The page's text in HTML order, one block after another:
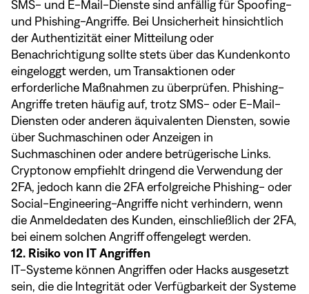
SMS- und E-Mail-Dienste sind anfällig für Spoofing-
und Phishing-Angriffe. Bei Unsicherheit hinsichtlich
der Authentizität einer Mitteilung oder
Benachrichtigung sollte stets über das Kundenkonto
eingeloggt werden, um Transaktionen oder
erforderliche Maßnahmen zu überprüfen. Phishing-
Angriffe treten häufig auf, trotz SMS- oder E-Mail-
Diensten oder anderen äquivalenten Diensten, sowie
über Suchmaschinen oder Anzeigen in
Suchmaschinen oder andere betrügerische Links.
Cryptonow empfiehlt dringend die Verwendung der
2FA, jedoch kann die 2FA erfolgreiche Phishing- oder
Social-Engineering-Angriffe nicht verhindern, wenn
die Anmeldedaten des Kunden, einschließlich der 2FA,
bei einem solchen Angriff offengelegt werden.
12. Risiko von IT Angriffen
IT-Systeme können Angriffen oder Hacks ausgesetzt
sein, die die Integrität oder Verfügbarkeit der Systeme